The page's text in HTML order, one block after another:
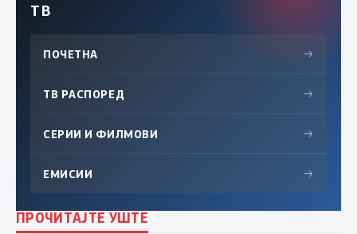
ТВ
ПОЧЕТНА →
ТВ РАСПОРЕД →
СЕРИИ И ФИЛМОВИ →
ЕМИСИИ →
ПРОЧИТАЈТЕ УШТЕ